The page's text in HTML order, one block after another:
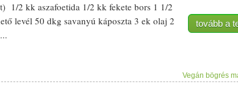
tovább a
) 1/­­2 kk aszafoetida 1/­­2 kk fekete bors1 1/­­2
levél50 dkg savanyú káposzta3 ek olaj 2
...
Vegán bögrés